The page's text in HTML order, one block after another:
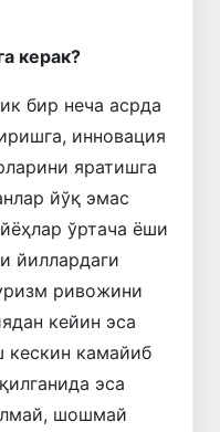
керак?
бир неча асрда
инновация
яратишга
йўқ эмас
ўртача ёши
йиллардаги
ривожини
кейин эса
кескин камайиб
эса
шошмай